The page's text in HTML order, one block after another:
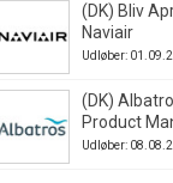
(DK) Bliv
Naviair
Udløber:
(DK)
Product
Udløber: